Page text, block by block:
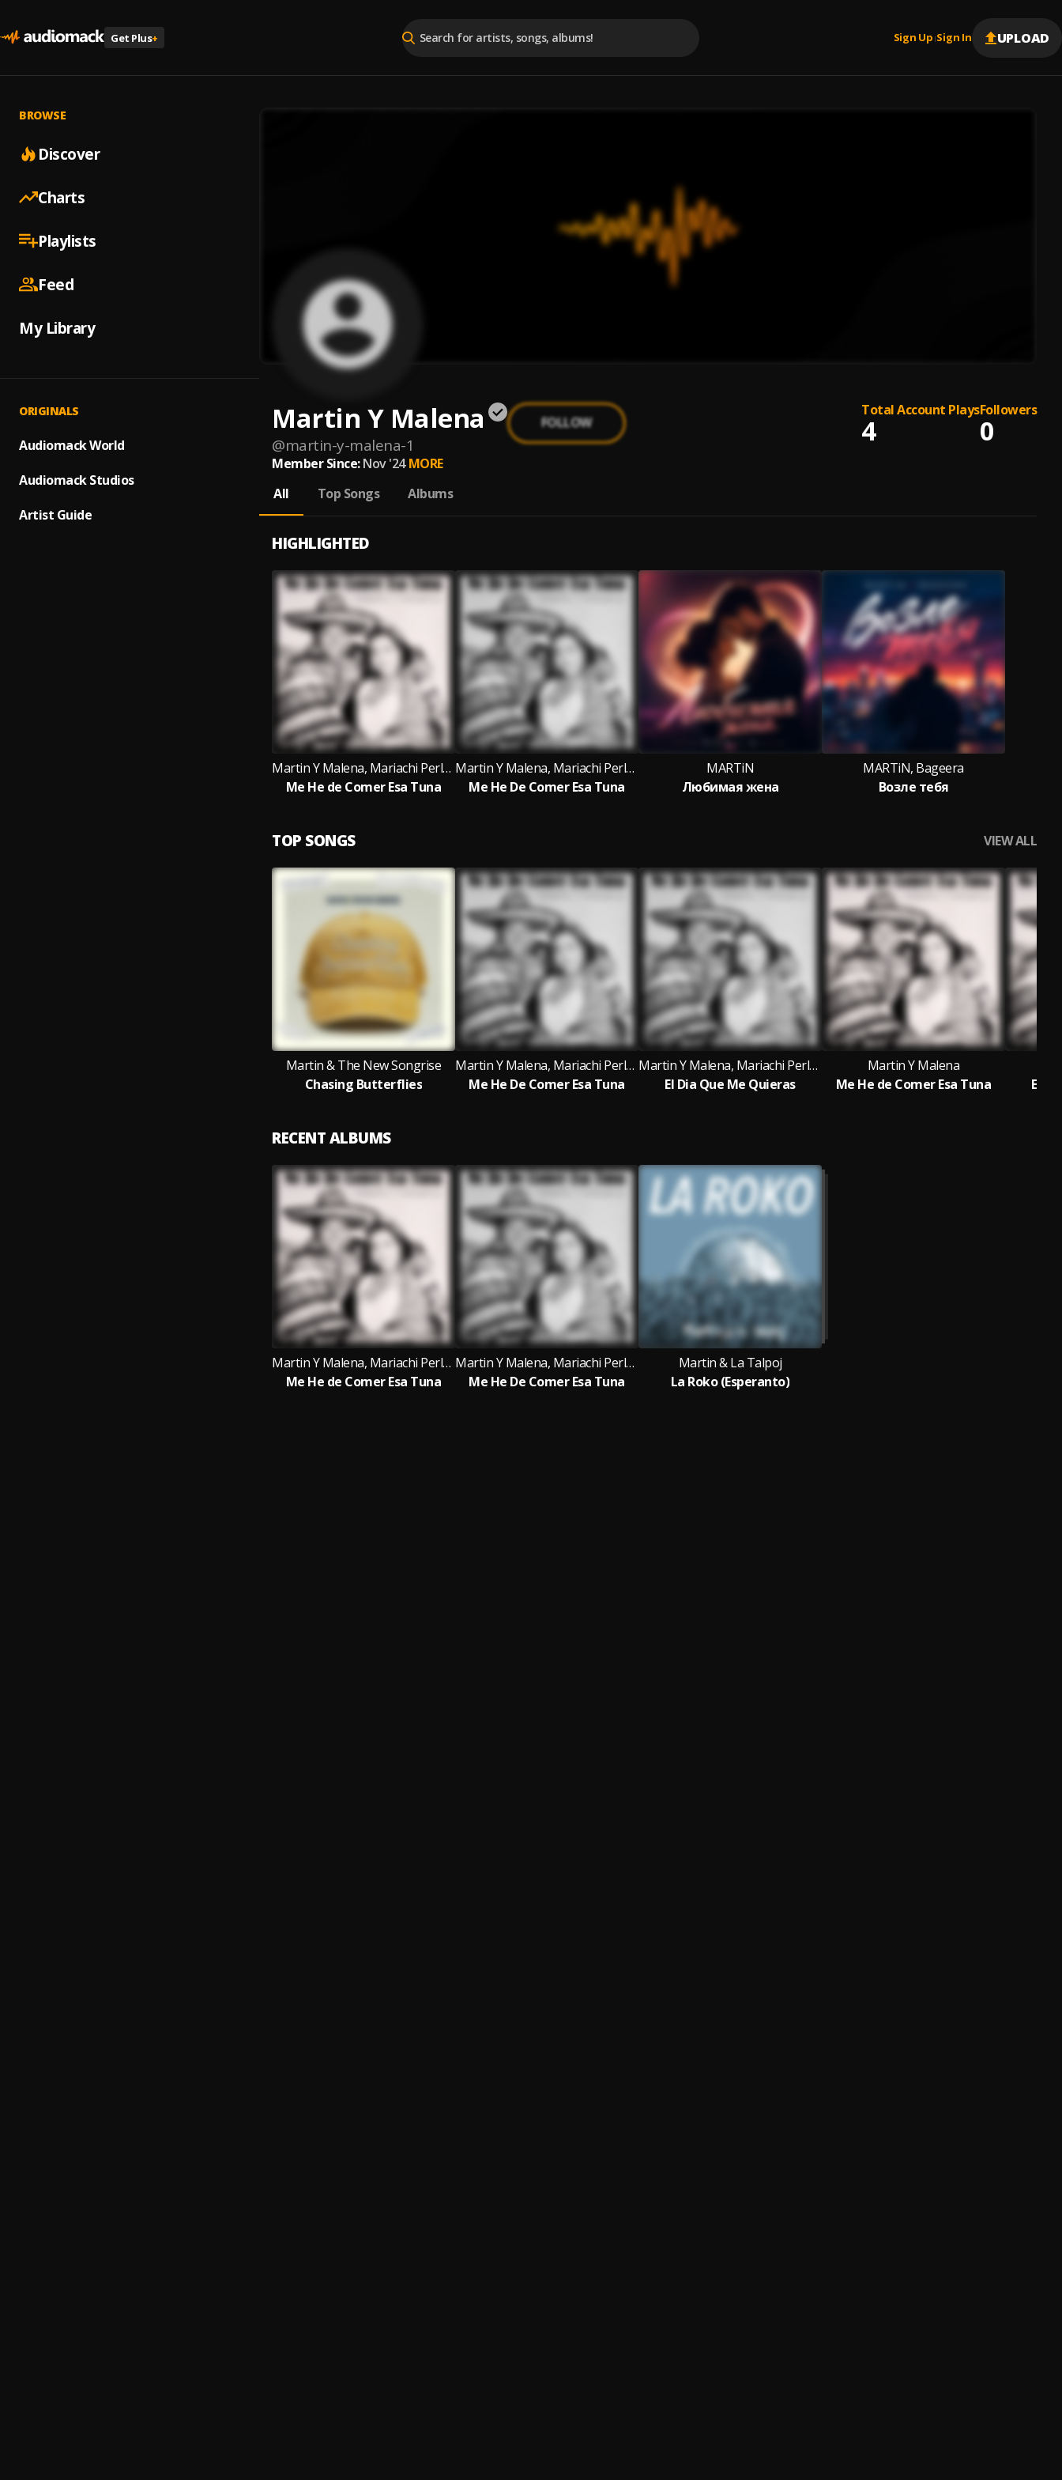
Get Plus+ Sign Up |Sign In UPLOAD
BROWSE
Discover
Charts
Playlists
Feed
My Library
ORIGINALS
Audiomack World
Audiomack Studios
Artist Guide
Martin Y Malena
@martin-y-malena-1
FOLLOW
Total Account Plays
4
Followers
0
Member Since: Nov '24 MORE
All
Top Songs Albums
HIGHLIGHTED
Martin Y Malena, Mariachi Perla De Occidente
Me He de Comer Esa Tuna
Martin Y Malena, Mariachi Perla De Occidente
Me He De Comer Esa Tuna
MARTiN
Любимая жена
MARTiN, Bageera
Возле тебя
TOP SONGS VIEW ALL
Martin & The New Songrise
Chasing Butterflies
Martin Y Malena, Mariachi Perla De Occidente
Me He De Comer Esa Tuna
Martin Y Malena, Mariachi Perla De Occidente
El Dia Que Me Quieras
Martin Y Malena
Me He de Comer Esa Tuna
El
RECENT ALBUMS
Martin Y Malena, Mariachi Perla De Occidente
Me He de Comer Esa Tuna
Martin Y Malena, Mariachi Perla De Occidente
Me He De Comer Esa Tuna
Martin & La Talpoj
La Roko (Esperanto)